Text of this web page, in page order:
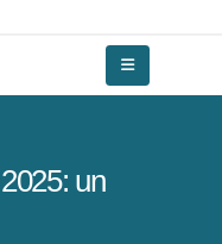
un